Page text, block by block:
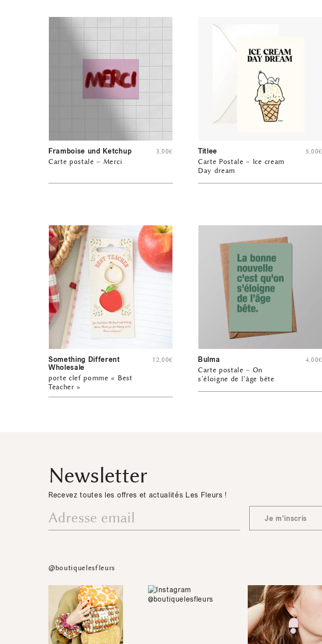
Framboise und Ketchup
Carte postale – Merci
3,00€ Titlee
Carte Postale – Ice cream
Day dream
5,00€
Something Different
Wholesale
porte clef pomme « Best
Teacher »
12,00€ Bulma
Carte postale – On
s’éloigne de l’âge bête
4,00€
Newsletter
Recevez toutes les offres et actualités Les Fleurs !
Je m'inscris
@boutiquelesfleurs